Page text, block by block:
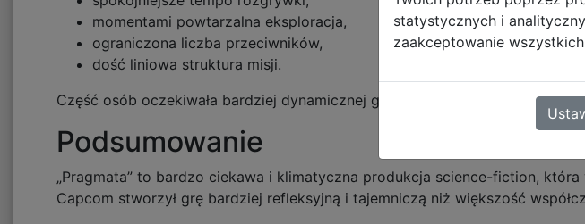
momentami powtarzalna eksploracja,
ograniczona liczba przeciwników,
dość liniowa struktura misji.
Część osób oczekiwała bardziej dynamicznej gry akcji, podczas gdy
Podsumowanie
„Pragmata” to bardzo ciekawa i klimatyczna produkcja science-fiction,
Capcom stworzył grę bardziej refleksyjną i tajemniczą niż większość
statystycznych i
zaakceptowanie